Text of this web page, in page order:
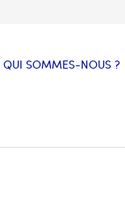
QUI SOMMES-NOUS ?